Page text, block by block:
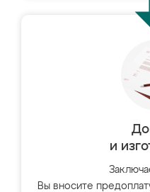
и
Вы вносите